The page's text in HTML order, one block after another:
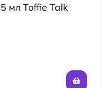
мл Toffie Talk